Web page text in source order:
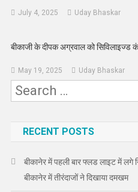
July 4, 2025 Uday Bhaskar
बीकाजी के दीपक अग्रवाल को सिविलाइज्ड
May 19, 2025 Uday Bhaskar
RECENT POSTS
बीकानेर में पहली बार फ्लड लाइट में लगे
बीकानेर में तीरंदाजों ने दिखाया दमखम